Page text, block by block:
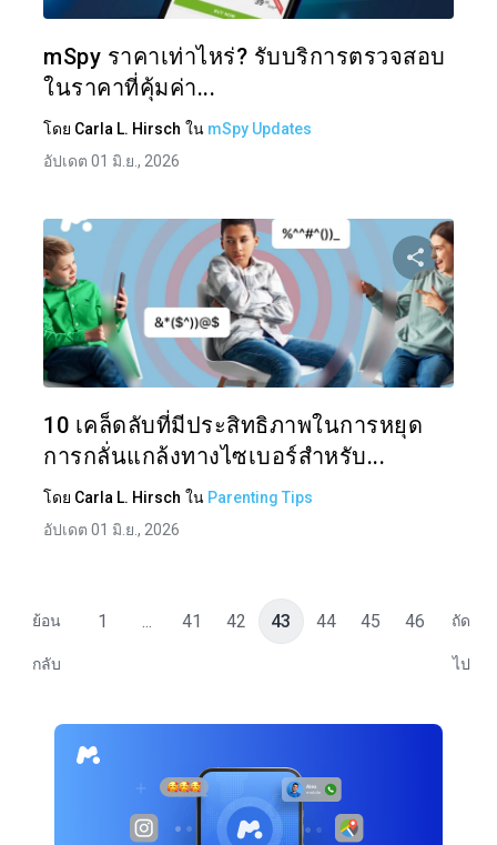
mSpy ราคาเท่าไหร่? รับบริการตรวจสอบ
ในราคาที่คุ้มค่า...
โดย Carla L. Hirsch ใน mSpy Updates
อัปเดต 01 มิ.ย., 2026
แบ่งปั
10 เคล็ดลับที่มีประสิทธิภาพในการหยุด
การกลั่นแกล้งทางไซเบอร์สำหรับ...
โดย Carla L. Hirsch ใน Parenting Tips
อัปเดต 01 มิ.ย., 2026
ย้อน
กลับ
1 ... 41 42 43 44 45 46 ถัด
ไป